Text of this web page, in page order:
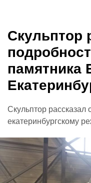
Скульптор
памятника
Скульптор рассказал
екатеринбургскому